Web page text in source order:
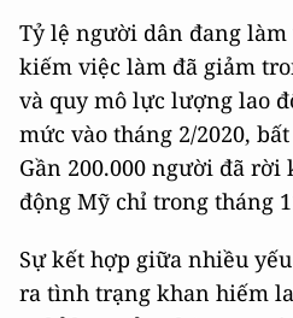
Tỷ lệ người dân đang
kiếm việc làm đã giảm
và quy mô lực lượng lao
mức vào tháng 2/2020,
Gần 200.000 người đã
động Mỹ chỉ trong tháng
Sự kết hợp giữa nhiều
ra tình trạng khan hiếm